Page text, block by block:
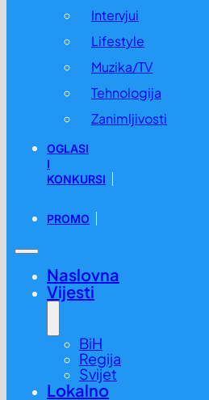
Intervjui
Lifestyle
Muzika/TV
Tehnologija
Zanimljivosti
OGLASI
I
KONKURSI
PROMO
Naslovna
Vijesti
BiH
Regija
Svijet
Lokalno